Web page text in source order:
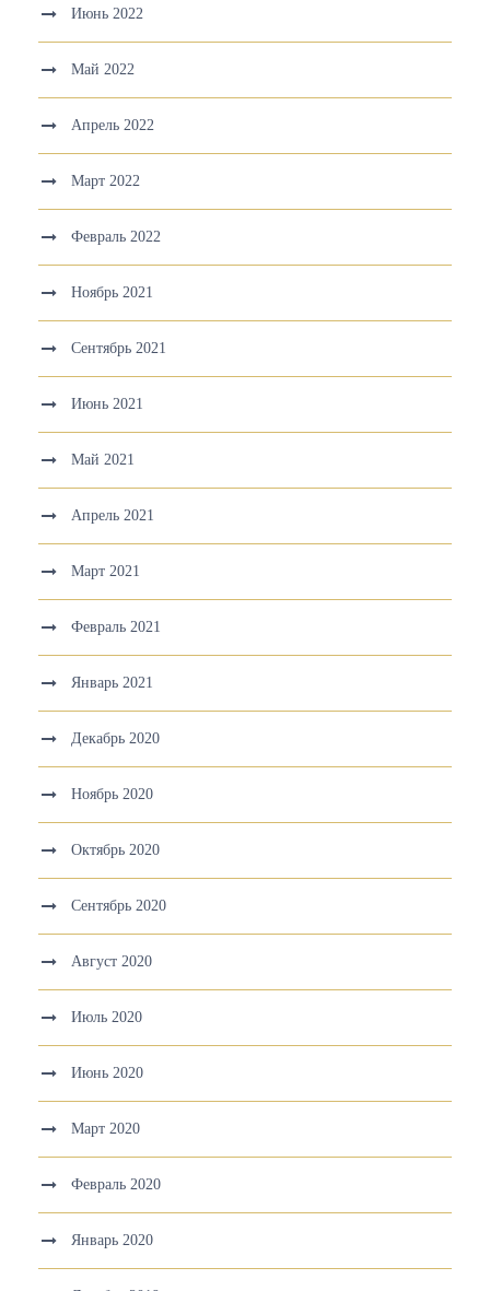
Июнь 2022
Май 2022
Апрель 2022
Март 2022
Февраль 2022
Ноябрь 2021
Сентябрь 2021
Июнь 2021
Май 2021
Апрель 2021
Март 2021
Февраль 2021
Январь 2021
Декабрь 2020
Ноябрь 2020
Октябрь 2020
Сентябрь 2020
Август 2020
Июль 2020
Июнь 2020
Март 2020
Февраль 2020
Январь 2020